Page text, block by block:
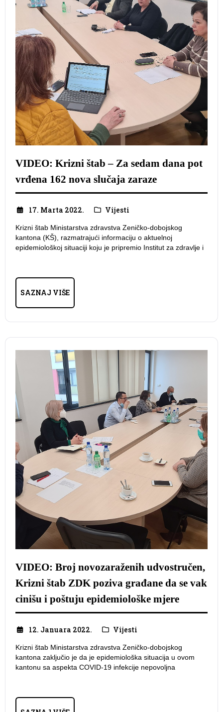
VIDEO: Krizni štab – Za sedam dana pot
vrđena 162 nova slučaja zaraze
17. Marta 2022. Vijesti
Krizni štab Ministarstva zdravstva Zeničko-dobojskog
kantona (KŠ), razmatrajući informaciju o aktuelnoj
epidemiološkoj situaciji koju je pripremio Institut za zdravlje i
SAZNAJ VIŠE
VIDEO: Broj novozaraženih udvostručen,
Krizni štab ZDK poziva građane da se vak
cinišu i poštuju epidemiološke mjere
12. Januara 2022. Vijesti
Krizni štab Ministarstva zdravstva Zeničko-dobojskog
kantona zaključio je da je epidemiološka situacija u ovom
kantonu sa aspekta COVID-19 infekcije nepovoljna